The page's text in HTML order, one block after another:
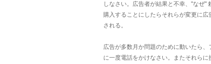
しなさい。広告者が結果と不幸、"なぜ"
購入することにしたらそれらが変更に
される。
広告が多数月か問題のために動いたら
に一度電話をかけなさい。またそれら